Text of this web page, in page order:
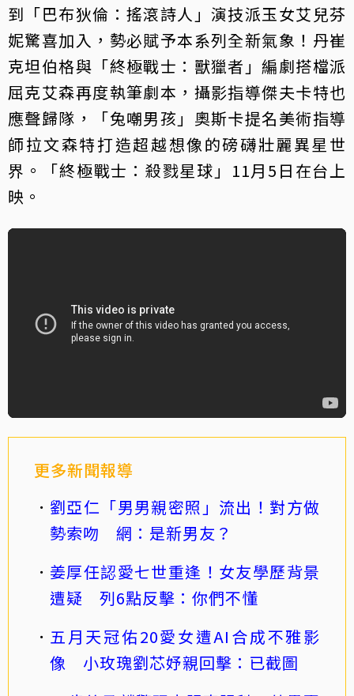
到「巴布狄倫：搖滾詩人」演技派玉女艾兒芬
妮驚喜加入，勢必賦予本系列全新氣象！丹崔
克坦伯格與「終極戰士：獸獵者」編劇搭檔派
屈克艾森再度執筆劇本，攝影指導傑夫卡特也
應聲歸隊，「兔嘲男孩」奧斯卡提名美術指導
師拉文森特打造超越想像的磅礴壯麗異星世
界。「終極戰士：殺戮星球」11月5日在台上
映。
更多新聞報導
劉亞仁「男男親密照」流出！對方做
勢索吻 網：是新男友？
姜厚任認愛七世重逢！女友學歷背景
遭疑 列6點反擊：你們不懂
五月天冠佑20愛女遭AI合成不雅影
像 小玫瑰劉芯妤親回擊：已截圖